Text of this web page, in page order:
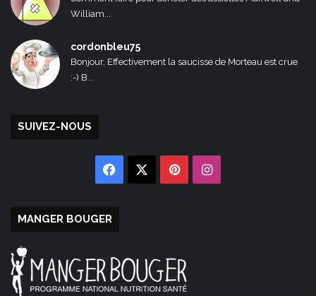
William...
cordonbleu75
Bonjour, Effectivement la saucisse de Morteau est crue
:-) B...
SUIVEZ-NOUS
Facebook PinterestInstagram
MANGER BOUGER